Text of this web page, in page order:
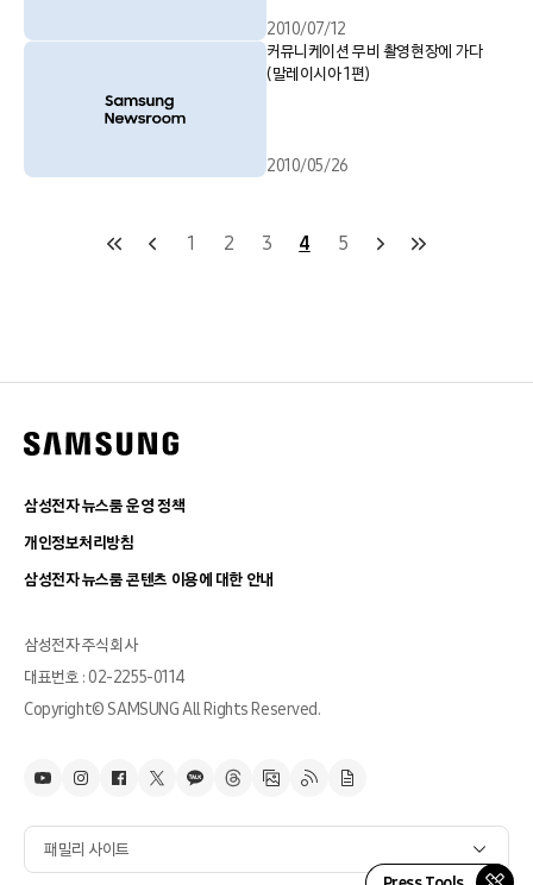
2010/07/12
커뮤니케이션 무비 촬영현장에 가다
(말레이시아 1편)
2010/05/26
1 2 3 4 5
삼성전자 뉴스룸 운영 정책
개인정보처리방침
삼성전자 뉴스룸 콘텐츠 이용에 대한 안내
삼성전자 주식회사
대표번호 : 02-2255-0114
Copyright© SAMSUNG All Rights Reserved.
패밀리 사이트